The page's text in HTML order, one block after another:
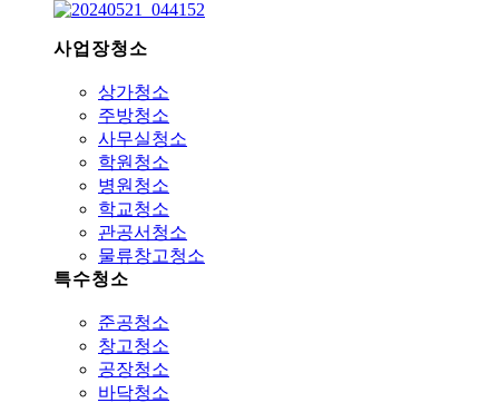
사업장청소
상가청소
주방청소
사무실청소
학원청소
병원청소
학교청소
관공서청소
물류창고청소
특수청소
준공청소
창고청소
공장청소
바닥청소